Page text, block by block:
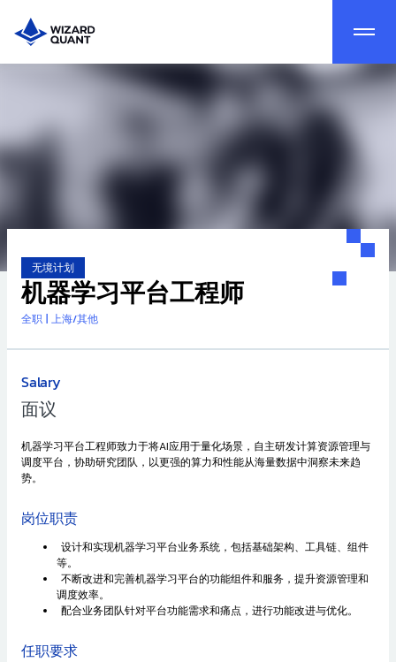
无境计划
机器学习平台工程师
全职 | 上海/其他
Salary
面议
机器学习平台工程师致力于将AI应用于量化场景，自主研发计算资源管理与
调度平台，协助研究团队，以更强的算力和性能从海量数据中洞察未来趋
势。
岗位职责
设计和实现机器学习平台业务系统，包括基础架构、工具链、组件
等。
不断改进和完善机器学习平台的功能组件和服务，提升资源管理和
调度效率。
配合业务团队针对平台功能需求和痛点，进行功能改进与优化。
任职要求